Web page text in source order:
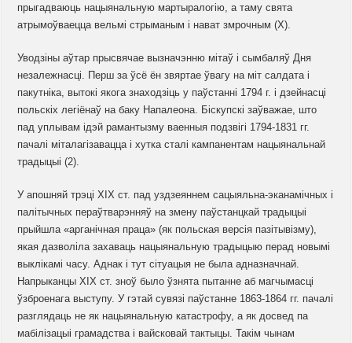
прыгадваюць нацыянальную мартыралогію, а таму свята
атрымоўваецца вельмі стрыманым і нават змрочным (Х).
Уводзіны аўтар прысвячае вызначэнню мітаў і сымбаляў Дня
незалежнасці. Перш за ўсё ён звяртае ўвагу на міт салдата і
пакутніка, вытокі якога знаходзіць у паўстанні 1794 г. і дзейнасці
польскіх легіёнаў на баку Напалеона. Біскупскі заўважае, што
пад уплывам ідэй рамантызму ваенныя подзвігі 1794-1831 гг.
пачалі міталагізавацца і хутка сталі кампанентам нацыянальнай
традыцыі (2).
У апошняй трэці XIX ст. пад уздзеяннем сацыяльна-эканамічных і
палітычных пераўтварэнняў на змену паўстанцкай традыцыі
прыйшла «арганічная праца» (як польская версія пазітывізму),
якая дазволіла захаваць нацыянальную традыцыю перад новымі
выклікамі часу. Аднак і тут сітуацыя не была адназначнай.
Напрыканцы XIX ст. зноў было ўзнята пытанне аб магчымасці
ўзброенага выступу. У гэтай сувязі паўстанне 1863-1864 гг. пачалі
разглядаць не як нацыянальную катастрофу, а як досвед па
мабілізацыі грамадства і вайсковай тактыцы. Такім чынам